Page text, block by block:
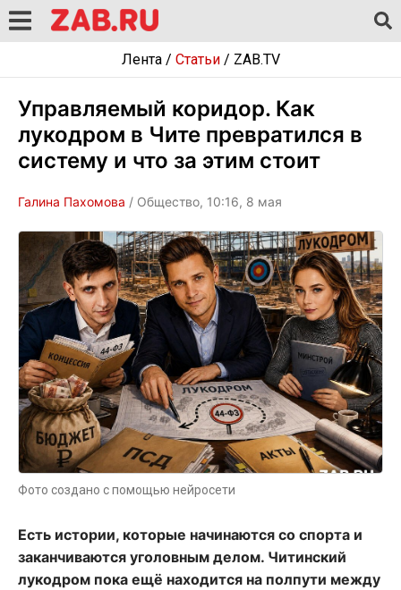
Лента/ Статьи/ ZAB.TV
Управляемый коридор. Как
лукодром в Чите превратился в
систему и что за этим стоит
Галина Пахомова / Общество, 10:16, 8 мая
Фото создано с помощью нейросети
Есть истории, которые начинаются со спорта и
заканчиваются уголовным делом. Читинский
лукодром пока ещё находится на полпути между